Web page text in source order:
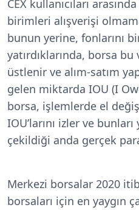
CEX kullanıcıları
birimleri alışverişi
bunun yerine, fonlarını
yatırdıklarında, borsa
üstlenir ve alım-satım
gelen miktarda IOU (I
borsa, işlemlerde el
IOU’larını izler ve
çekildiği anda gerçek
Merkezi borsalar 2020
borsaları için en yaygın